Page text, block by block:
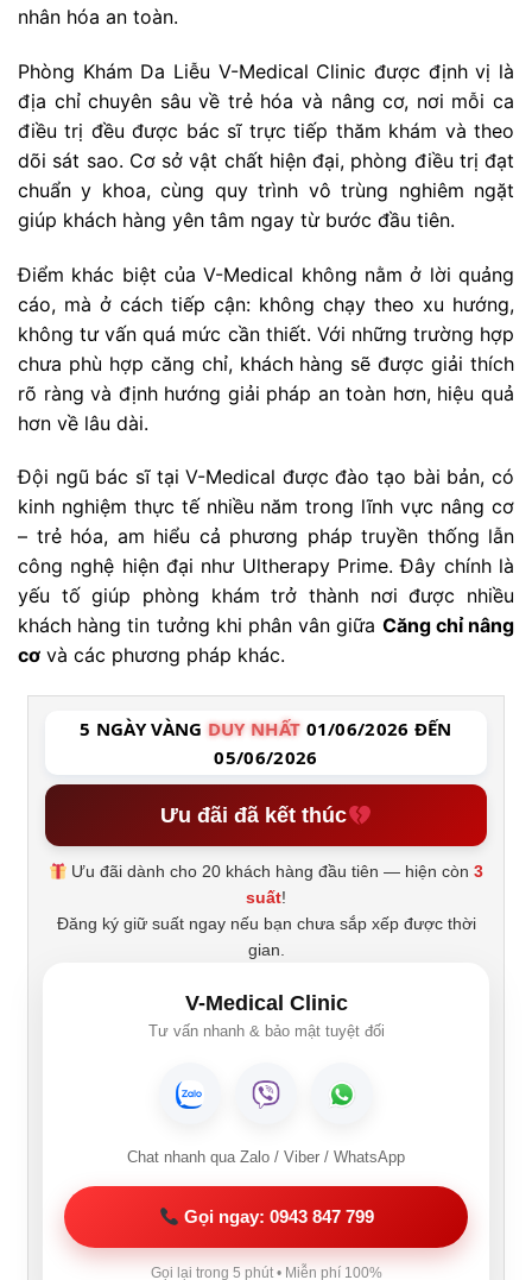
nhân hóa an toàn.
Phòng Khám Da Liễu V-Medical Clinic được định vị là
địa chỉ chuyên sâu về trẻ hóa và nâng cơ, nơi mỗi ca
điều trị đều được bác sĩ trực tiếp thăm khám và theo
dõi sát sao. Cơ sở vật chất hiện đại, phòng điều trị đạt
chuẩn y khoa, cùng quy trình vô trùng nghiêm ngặt
giúp khách hàng yên tâm ngay từ bước đầu tiên.
Điểm khác biệt của V-Medical không nằm ở lời quảng
cáo, mà ở cách tiếp cận: không chạy theo xu hướng,
không tư vấn quá mức cần thiết. Với những trường hợp
chưa phù hợp căng chỉ, khách hàng sẽ được giải thích
rõ ràng và định hướng giải pháp an toàn hơn, hiệu quả
hơn về lâu dài.
Đội ngũ bác sĩ tại V-Medical được đào tạo bài bản, có
kinh nghiệm thực tế nhiều năm trong lĩnh vực nâng cơ
– trẻ hóa, am hiểu cả phương pháp truyền thống lẫn
công nghệ hiện đại như Ultherapy Prime. Đây chính là
yếu tố giúp phòng khám trở thành nơi được nhiều
khách hàng tin tưởng khi phân vân giữa Căng chỉ nâng
cơ và các phương pháp khác.
5 NGÀY VÀNG DUY NHẤT 01/06/2026 ĐẾN
05/06/2026
Ưu đãi đã kết thúc
Ưu đãi dành cho 20 khách hàng đầu tiên — hiện còn3
suất!
Đăng ký giữ suất ngay nếu bạn chưa sắp xếp được thời
gian.
V-Medical Clinic
Tư vấn nhanh & bảo mật tuyệt đối
Chat nhanh qua Zalo / Viber / WhatsApp
Gọi ngay: 0943 847 799
Gọi lại trong 5 phút • Miễn phí 100%